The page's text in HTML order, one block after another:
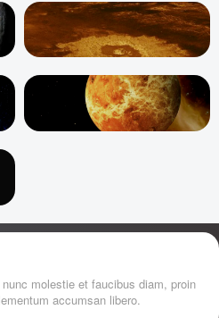
molestie et faucibus diam, proin
accumsan libero.